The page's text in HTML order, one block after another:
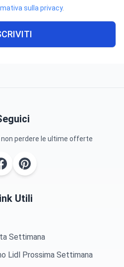
sulla privacy.
perdere le ultime offerte
Utili
Settimana
Lidl Prossima Settimana